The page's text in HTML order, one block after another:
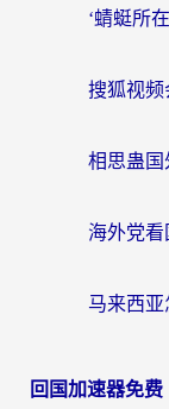
回国加速器免费